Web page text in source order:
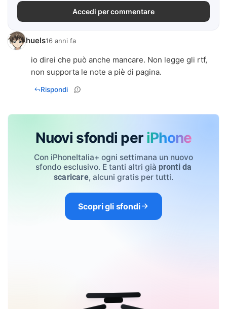
Accedi per commentare
huels16 anni fa
io direi che può anche mancare. Non legge gli rtf,
non supporta le note a piè di pagina.
Rispondi
Nuovi sfondi per iPhone
Con iPhoneItalia+ ogni settimana un nuovo
sfondo esclusivo. E tanti altri già pronti da
scaricare, alcuni gratis per tutti.
Scopri gli sfondi